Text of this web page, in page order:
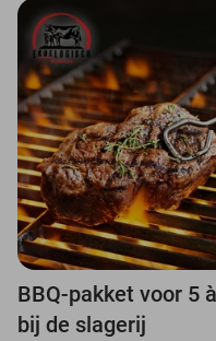
BBQ-pakket voor 5
bij de slagerij